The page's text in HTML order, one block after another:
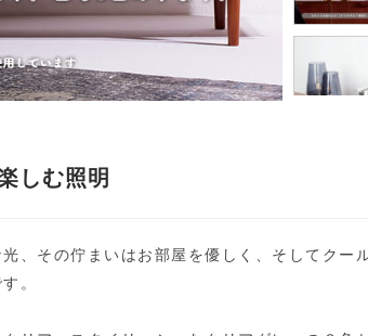
しむ照明
、その佇まいはお部屋を優しく、そしてクー
。